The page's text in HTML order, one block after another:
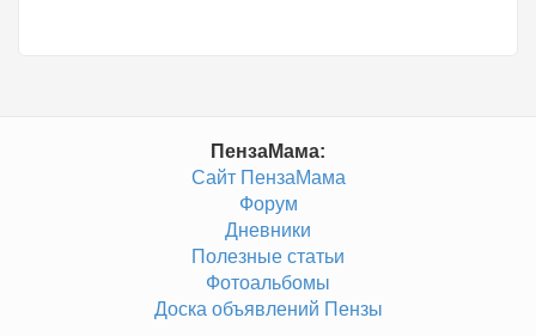
ПензаМама:
Сайт ПензаМама
Форум
Дневники
Полезные статьи
Фотоальбомы
Доска объявлений Пензы